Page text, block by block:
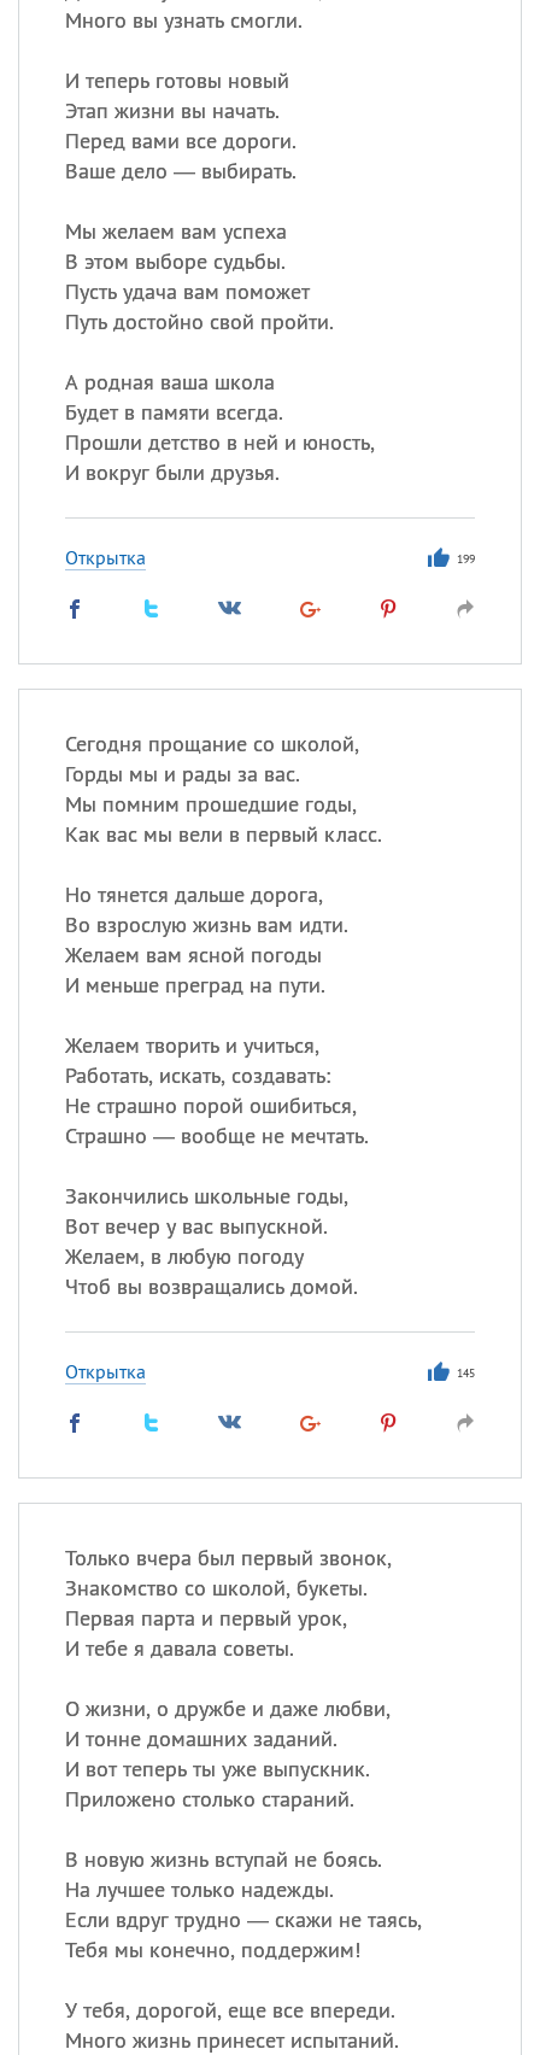
Много вы узнать смогли.
И теперь готовы новый
Этап жизни вы начать.
Перед вами все дороги.
Ваше дело — выбирать.
Мы желаем вам успеха
В этом выборе судьбы.
Пусть удача вам поможет
Путь достойно свой пройти.
А родная ваша школа
Будет в памяти всегда.
Прошли детство в ней и юность,
И вокруг были друзья.
Открытка 199
Сегодня прощание со школой,
Горды мы и рады за вас.
Мы помним прошедшие годы,
Как вас мы вели в первый класс.
Но тянется дальше дорога,
Во взрослую жизнь вам идти.
Желаем вам ясной погоды
И меньше преград на пути.
Желаем творить и учиться,
Работать, искать, создавать:
Не страшно порой ошибиться,
Страшно — вообще не мечтать.
Закончились школьные годы,
Вот вечер у вас выпускной.
Желаем, в любую погоду
Чтоб вы возвращались домой.
Открытка 145
Только вчера был первый звонок,
Знакомство со школой, букеты.
Первая парта и первый урок,
И тебе я давала советы.
О жизни, о дружбе и даже любви,
И тонне домашних заданий.
И вот теперь ты уже выпускник.
Приложено столько стараний.
В новую жизнь вступай не боясь.
На лучшее только надежды.
Если вдруг трудно — скажи не таясь,
Тебя мы конечно, поддержим!
У тебя, дорогой, еще все впереди.
Много жизнь принесет испытаний.